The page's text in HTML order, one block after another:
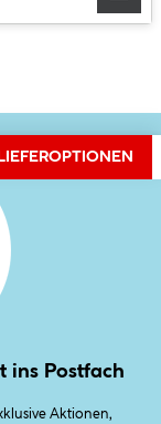
LIEFEROPTIONEN
ins Postfach
Aktionen,